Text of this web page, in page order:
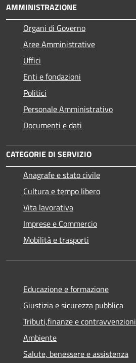
AMMINISTRAZIONE
Organi di Governo
Aree Amministrative
Uffici
Enti e fondazioni
Politici
Personale Amministrativo
Documenti e dati
CATEGORIE DI SERVIZIO
Anagrafe e stato civile
Cultura e tempo libero
Vita lavorativa
Imprese e Commercio
Mobilità e trasporti
Educazione e formazione
Giustizia e sicurezza pubblica
Tributi,finanze e contravvenzioni
Ambiente
Salute, benessere e assistenza